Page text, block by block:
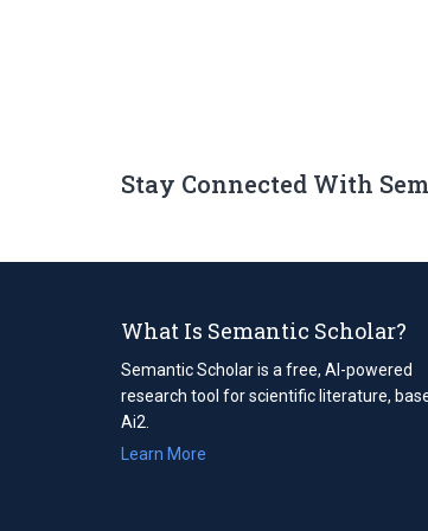
Stay Connected With
What Is Semantic Scholar?
Semantic Scholar is a free, AI-powered
research tool for scientific literature,
Ai2.
Learn More